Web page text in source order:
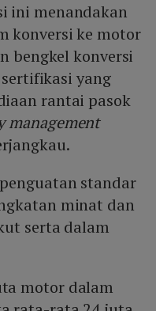
ini menandakan
konversi ke motor
bengkel konversi
yang
rantai pasok
management
standar
minat dan
serta dalam
motor dalam